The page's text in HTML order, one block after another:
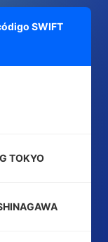
SWIFT
TOKYO